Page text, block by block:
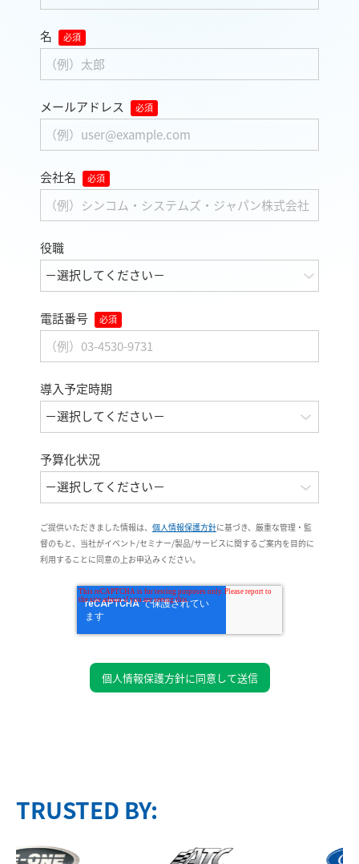
名
メールアドレス
会社名
役職
電話番号
導入予定時期
予算化状況
ご提供いただきました情報は、 個人情報保護方針に基づき、厳重な管理・監
督のもと、当社がイベント/セミナー/製品/サービスに関するご案内を目的に
利用することに同意の上お申込みください。
TRUSTED BY: